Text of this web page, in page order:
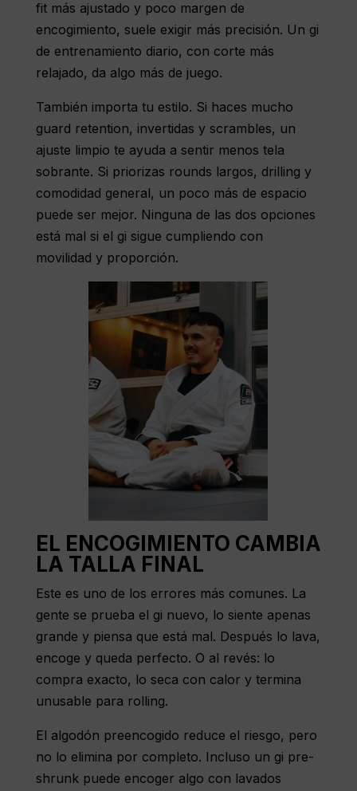
fit más ajustado y poco margen de
encogimiento, suele exigir más precisión. Un gi
de entrenamiento diario, con corte más
relajado, da algo más de juego.
También importa tu estilo. Si haces mucho
guard retention, invertidas y scrambles, un
ajuste limpio te ayuda a sentir menos tela
sobrante. Si priorizas rounds largos, drilling y
comodidad general, un poco más de espacio
puede ser mejor. Ninguna de las dos opciones
está mal si el gi sigue cumpliendo con
movilidad y proporción.
EL ENCOGIMIENTO CAMBIA
LA TALLA FINAL
Este es uno de los errores más comunes. La
gente se prueba el gi nuevo, lo siente apenas
grande y piensa que está mal. Después lo lava,
encoge y queda perfecto. O al revés: lo
compra exacto, lo seca con calor y termina
unusable para rolling.
El algodón preencogido reduce el riesgo, pero
no lo elimina por completo. Incluso un gi pre-
shrunk puede encoger algo con lavados